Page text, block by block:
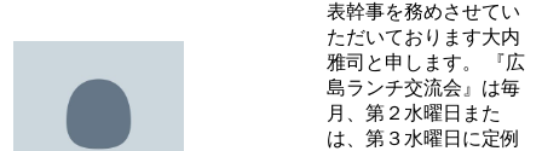
表幹事を務めさせてい
ただいております大内
雅司と申します。 『広
島ランチ交流会』は毎
月、第２水曜日また
は、第３水曜日に定例